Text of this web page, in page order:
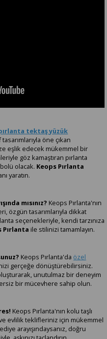
tektaş yüzük
öne çıkan
eşlik edecek mükemmel bir
göz kamaştıran pırlanta
olacak. Keops Pırlanta
yaratın.
mısınız? Keops Pırlanta'nın
özgün tasarımlarıyla dikkat
seçenekleriyle, kendi tarzınıza
Pırlanta ile stilinizi tamamlayın.
Keops Pırlanta'da özel
gerçeğe dönüştürebilirsiniz.
unutulmaz bir deneyim
bir mücevhere sahip olun.
Keops Pırlanta'nın kolu taşlı
evlilik teklifleriniz için mükemmel
arayışındaysanız, doğru